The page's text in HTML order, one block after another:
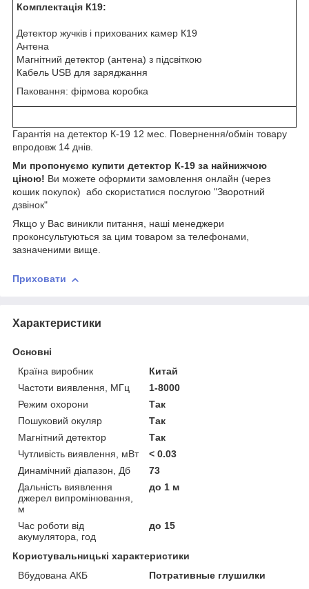
Комплектація К19:
Детектор жучків і прихованих камер К19
Антена
Магнітний детектор (антена) з підсвіткою
Кабель USB для заряджання
Паковання: фірмова коробка
Гарантія на детектор К-19 12 мес. Повернення/обмін товару
впродовж 14 днів.
Ми пропонуємо купити детектор К-19 за найнижчою
ціною! Ви можете оформити замовлення онлайн (через
кошик покупок) або скористатися послугою "Зворотний
дзвінок"
Якщо у Вас виникли питання, наші менеджери
проконсультуються за цим товаром за телефонами,
зазначеними вище.
Приховати
Характеристики
Основні
Країна виробник
Китай
Частоти виявлення, МГц
1-8000
Режим охорони
Так
Пошуковий окуляр
Так
Магнітний детектор
Так
Чутливість виявлення, мВт
< 0.03
Динамічний діапазон, Дб
73
Дальність виявлення
джерел випромінювання,
м
до 1 м
Час роботи від
акумулятора, год
до 15
Користувальницькі характеристики
Вбудована АКБ
Потративные глушилки